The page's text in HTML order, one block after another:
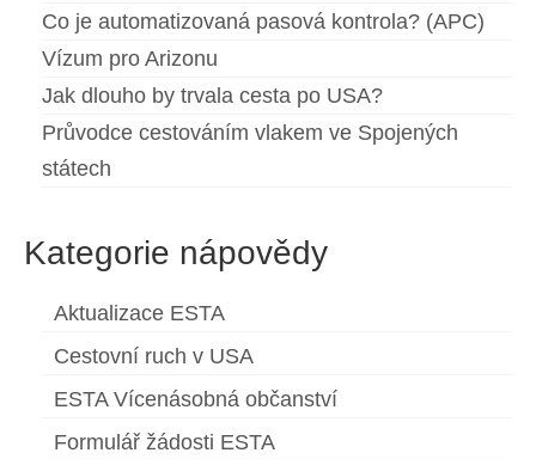
Co je automatizovaná pasová kontrola? (APC)
Vízum pro Arizonu
Jak dlouho by trvala cesta po USA?
Průvodce cestováním vlakem ve Spojených
státech
Kategorie nápovědy
Aktualizace ESTA
Cestovní ruch v USA
ESTA Vícenásobná občanství
Formulář žádosti ESTA